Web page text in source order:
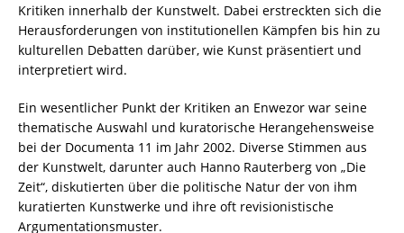
Kritiken innerhalb der Kunstwelt. Dabei erstreckten sich die
Herausforderungen von institutionellen Kämpfen bis hin zu
kulturellen Debatten darüber, wie Kunst präsentiert und
interpretiert wird.
Ein wesentlicher Punkt der Kritiken an Enwezor war seine
thematische Auswahl und kuratorische Herangehensweise
bei der Documenta 11 im Jahr 2002. Diverse Stimmen aus
der Kunstwelt, darunter auch Hanno Rauterberg von „Die
Zeit“, diskutierten über die politische Natur der von ihm
kuratierten Kunstwerke und ihre oft revisionistische
Argumentationsmuster.